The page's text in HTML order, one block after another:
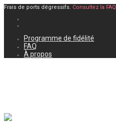
Frais de ports dégressifs. Consultez la FAQ
Programme de fidélité
FAQ
À propos